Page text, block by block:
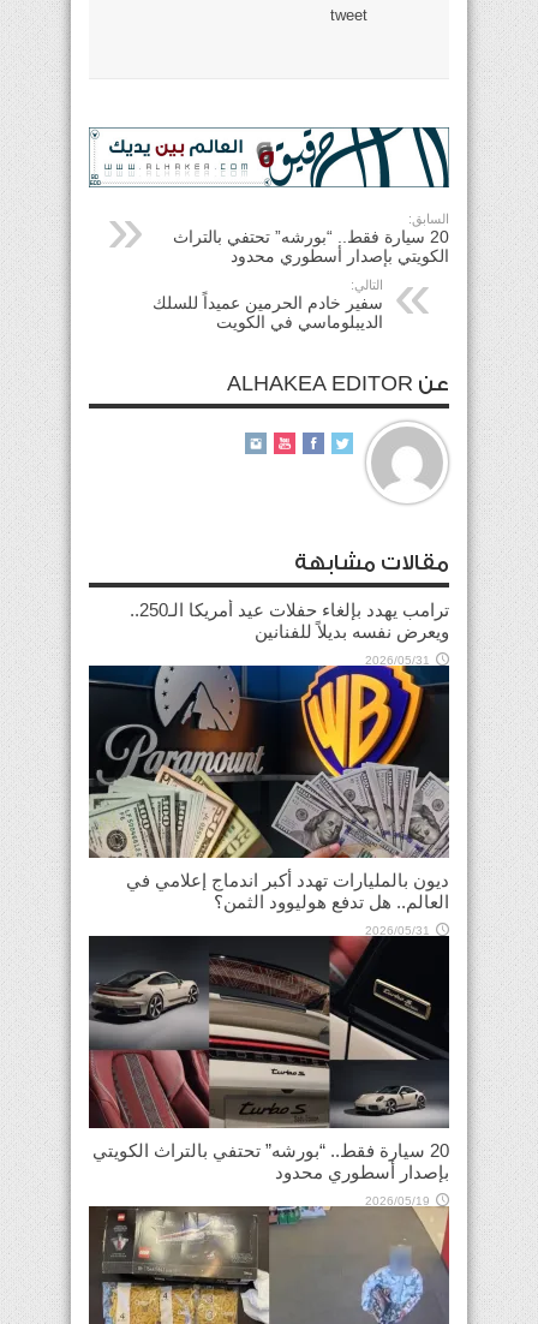
tweet
السابق:
20 سيارة فقط.. “بورشه” تحتفي بالتراث
الكويتي بإصدار أسطوري محدود
التالي:
سفير خادم الحرمين عميداً للسلك
الديبلوماسي في الكويت
عن ALHAKEA EDITOR
مقالات مشابهة
ترامب يهدد بإلغاء حفلات عيد أمريكا الـ250..
ويعرض نفسه بديلاً للفنانين
2026/05/31
ديون بالمليارات تهدد أكبر اندماج إعلامي في
العالم.. هل تدفع هوليوود الثمن؟
2026/05/31
20 سيارة فقط.. “بورشه” تحتفي بالتراث الكويتي
بإصدار أسطوري محدود
2026/05/19